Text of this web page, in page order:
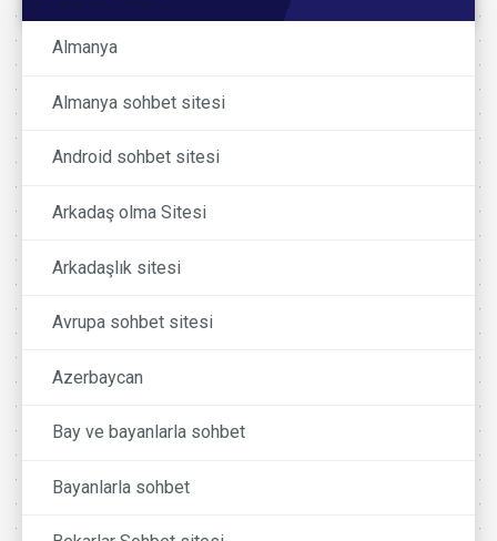
Almanya
Almanya sohbet sitesi
Android sohbet sitesi
Arkadaş olma Sitesi
Arkadaşlık sitesi
Avrupa sohbet sitesi
Azerbaycan
Bay ve bayanlarla sohbet
Bayanlarla sohbet